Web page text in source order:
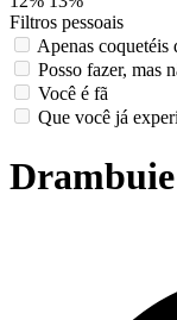
Filtros pessoais
Apenas coquetéis
Posso fazer, mas
Você é fã
Que você já